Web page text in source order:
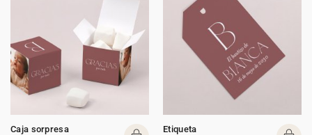
Caja sorpresa
Etiqueta